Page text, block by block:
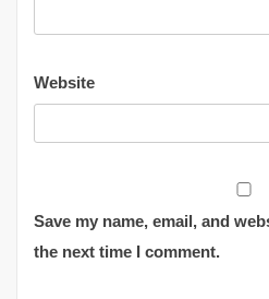
Website
Save my name, email, and
the next time I comment.